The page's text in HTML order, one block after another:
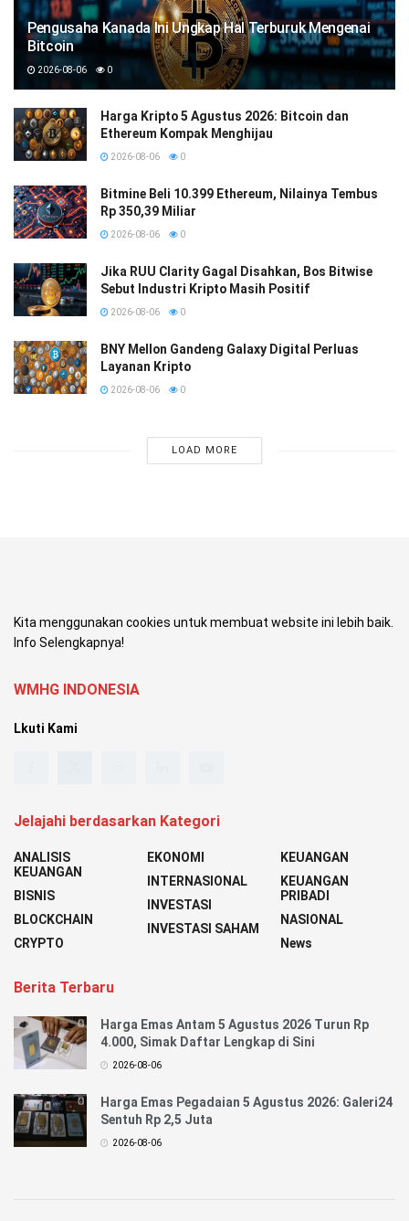
Pengusaha Kanada Ini Ungkap Hal Terburuk Mengenai
Bitcoin
2026-08-06 0
Harga Kripto 5 Agustus 2026: Bitcoin dan
Ethereum Kompak Menghijau
2026-08-06 0
Bitmine Beli 10.399 Ethereum, Nilainya Tembus
Rp 350,39 Miliar
2026-08-06 0
Jika RUU Clarity Gagal Disahkan, Bos Bitwise
Sebut Industri Kripto Masih Positif
2026-08-06 0
BNY Mellon Gandeng Galaxy Digital Perluas
Layanan Kripto
2026-08-06 0
LOAD MORE
Kita menggunakan cookies untuk membuat website ini lebih baik.
Info Selengkapnya!
WMHG INDONESIA
Lkuti Kami
Jelajahi berdasarkan Kategori
ANALISIS
KEUANGAN
BISNIS
BLOCKCHAIN
CRYPTO
EKONOMI
INTERNASIONAL
INVESTASI
INVESTASI SAHAM
KEUANGAN
KEUANGAN
PRIBADI
NASIONAL
News
Berita Terbaru
Harga Emas Antam 5 Agustus 2026 Turun Rp
4.000, Simak Daftar Lengkap di Sini
2026-08-06
Harga Emas Pegadaian 5 Agustus 2026: Galeri24
Sentuh Rp 2,5 Juta
2026-08-06